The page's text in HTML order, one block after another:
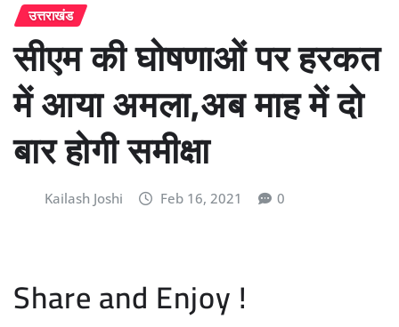
उत्तराखंड
सीएम की घोषणाओं पर हरकत
में आया अमला,अब माह में दो
बार होगी समीक्षा
Kailash Joshi Feb 16, 2021 0
Share and Enjoy !